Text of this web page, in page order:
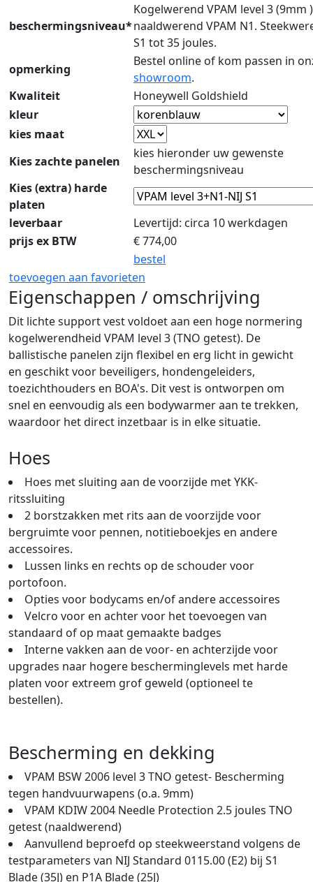
beschermingsniveau*
Kogelwerend VPAM level 3 (9mm
naaldwerend VPAM N1.
S1 tot 35 joules.
opmerking
Bestel online of kom passen in
showroom.
Kwaliteit
Honeywell Goldshield
kleur
kies maat
Kies zachte panelen
kies hieronder uw gewenste
beschermingsniveau
Kies (extra) harde
platen
leverbaar
Levertijd: circa 10 werkdagen
prijs ex BTW
€774,00
bestel
toevoegen aan favorieten
Eigenschappen / omschrijving
Dit lichte support vest voldoet aan een hoge normering
kogelwerendheid VPAM level 3 (TNO getest). De
ballistische panelen zijn flexibel en erg licht in gewicht
en geschikt voor beveiligers, hondengeleiders,
toezichthouders en BOA's. Dit vest is ontworpen om
snel en eenvoudig als een bodywarmer aan te trekken,
waardoor het direct inzetbaar is in elke situatie.
Hoes
Hoes met sluiting aan de voorzijde met YKK-
ritssluiting
2 borstzakken met rits aan de voorzijde voor
bergruimte voor pennen, notitieboekjes en andere
accessoires.
Lussen links en rechts op de schouder voor
portofoon.
Opties voor bodycams en/of andere accessoires
Velcro voor en achter voor het toevoegen van
standaard of op maat gemaakte badges
Interne vakken aan de voor- en achterzijde voor
upgrades naar hogere bescherminglevels met harde
platen voor extreem grof geweld (optioneel te
bestellen).
Bescherming en dekking
VPAM BSW 2006 level 3 TNO getest- Bescherming
tegen handvuurwapens (o.a. 9mm)
VPAM KDIW 2004 Needle Protection 2.5 joules TNO
getest (naaldwerend)
Aanvullend beproefd op steekweerstand volgens de
testparameters van NIJ Standard 0115.00 (E2) bij S1
Blade (35J) en P1A Blade (25J)